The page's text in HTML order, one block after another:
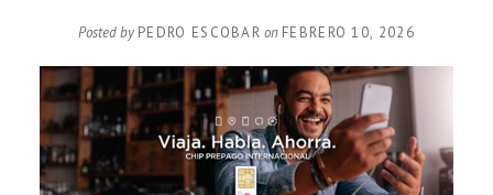
Posted by PEDRO ESCOBAR on FEBRERO 10, 2026